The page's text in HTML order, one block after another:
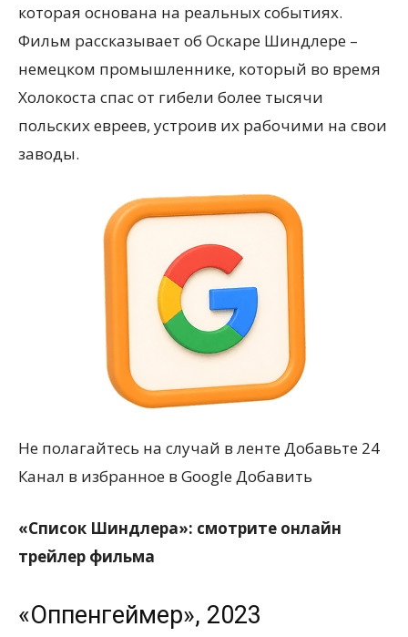
которая основана на реальных событиях.
Фильм рассказывает об Оскаре Шиндлере –
немецком промышленнике, который во время
Холокоста спас от гибели более тысячи
польских евреев, устроив их рабочими на свои
заводы.
Не полагайтесь на случай в ленте Добавьте 24
Канал в избранное в Google Добавить
«Список Шиндлера»: смотрите онлайн
трейлер фильма
«Оппенгеймер», 2023